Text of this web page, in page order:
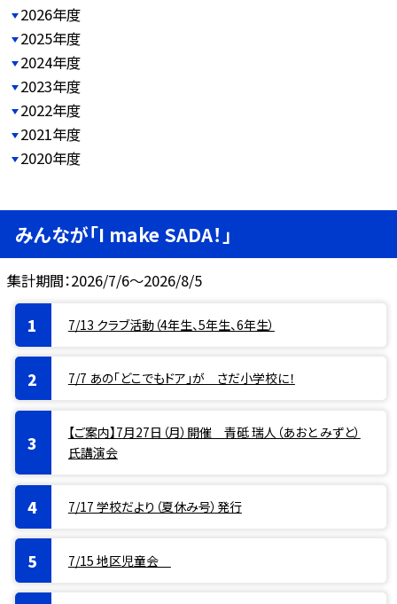
2026年度
2025年度
2024年度
2023年度
2022年度
2021年度
2020年度
みんなが「I make SADA！」
集計期間：2026/7/6～2026/8/5
7/13 クラブ活動（4年生、5年生、6年生）
7/7 あの「どこでもドア」が さだ小学校に！
【ご案内】7月27日（月）開催 青砥 瑞人（あおと みずと）
氏講演会
7/17 学校だより（夏休み号）発行
7/15 地区児童会